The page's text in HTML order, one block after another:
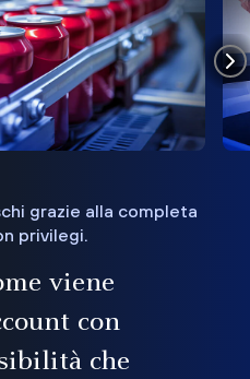
grazie alla completa
privilegi.
viene
con
che